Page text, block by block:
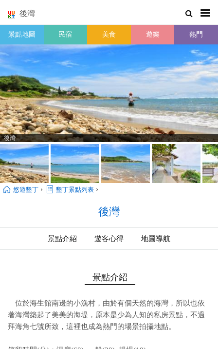
後灣
景點地圖 民宿 美食 遊樂 熱門
後灣
悠遊墾丁 › 墾丁景點列表 ›
後灣
景點介紹 遊客心得 地圖導航
景點介紹
位於海生館南邊的小漁村，由於有個天然的海灣，所以也依
著海灣築起了美美的海堤，原本是少為人知的私房景點，不過
拜海角七號所致，這裡也成為熱門的場景拍攝地點。